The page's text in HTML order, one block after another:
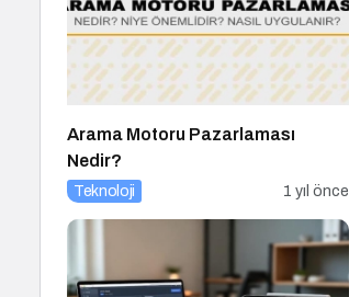
Arama Motoru Pazarlaması
Nedir?
Teknoloji 1 yıl önce